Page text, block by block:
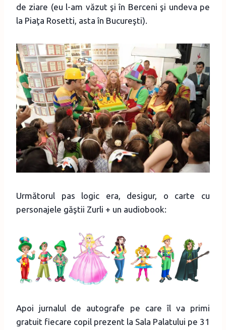
de ziare (eu l-am văzut şi în Berceni şi undeva pe
la Piaţa Rosetti, asta în Bucureşti).
Următorul pas logic era, desigur, o carte cu
personajele găştii Zurli + un audiobook:
Apoi jurnalul de autografe pe care îl va primi
gratuit fiecare copil prezent la Sala Palatului pe 31